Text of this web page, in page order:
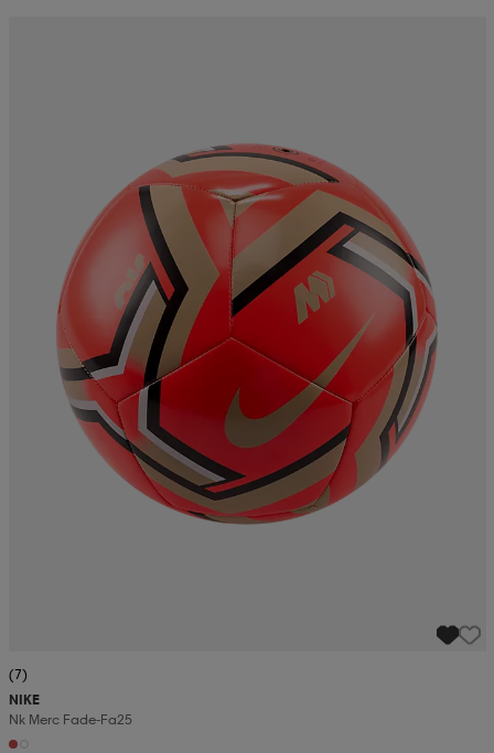
(7)
NIKE
Nk Merc Fade-Fa25